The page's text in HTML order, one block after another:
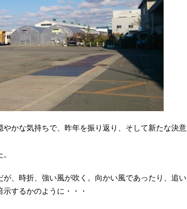
かな気持ちで、昨年を振り返り、そして新たな決意
、時折、強い風が吹く。向かい風であったり、追い
するかのように・・・